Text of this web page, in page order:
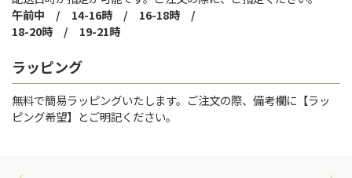
午前中 / 14-16時 / 16-18時 /
18-20時 / 19-21時
ラッピング
無料で簡易ラッピングいたします。ご注文の際、備考欄に【ラッ
ピング希望】とご明記ください。